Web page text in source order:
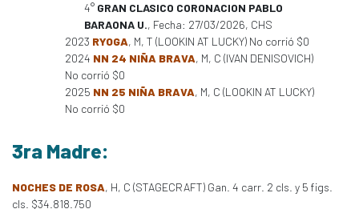
4° GRAN CLASICO CORONACION PABLO
BARAONA U., Fecha: 27/03/2026, CHS
2023 RYOGA, M, T (LOOKIN AT LUCKY) No corrió $0
2024 NN 24 NIÑA BRAVA, M, C (IVAN DENISOVICH)
No corrió $0
2025 NN 25 NIÑA BRAVA, M, C (LOOKIN AT LUCKY)
No corrió $0
3ra Madre:
NOCHES DE ROSA, H, C (STAGECRAFT) Gan. 4 carr. 2 cls. y 5 figs.
cls. $34.818.750